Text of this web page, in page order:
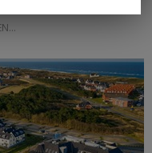
BIS 20. DEZEMBER (MIT SAISON- & WOCHENEND-AUFPREIS)